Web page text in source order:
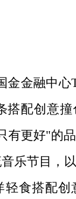
金金融中心
搭配创意
有更好"的
乐节目，
食搭配